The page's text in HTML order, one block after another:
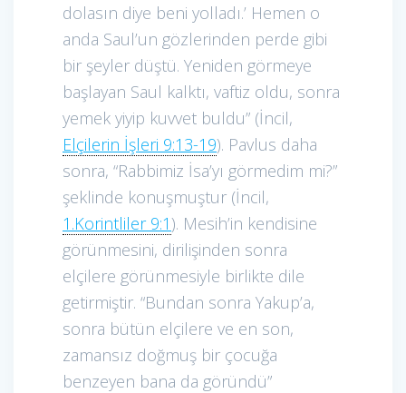
dolasın diye beni yolladı.’ Hemen o
anda Saul’un gözlerinden perde gibi
bir şeyler düştü. Yeniden görmeye
başlayan Saul kalktı, vaftiz oldu, sonra
yemek yiyip kuvvet buldu” (İncil,
Elçilerin İşleri 9:13-19). Pavlus daha
sonra, “Rabbimiz İsa’yı görmedim mi?”
şeklinde konuşmuştur (İncil,
1.Korintliler 9:1). Mesih’in kendisine
görünmesini, dirilişinden sonra
elçilere görünmesiyle birlikte dile
getirmiştir. “Bundan sonra Yakup’a,
sonra bütün elçilere ve en son,
zamansız doğmuş bir çocuğa
benzeyen bana da göründü”